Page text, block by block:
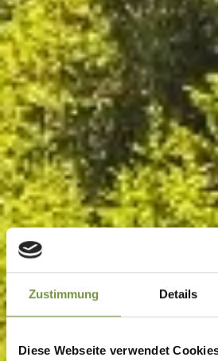
Zustimmung Details
Diese Webseite verwendet